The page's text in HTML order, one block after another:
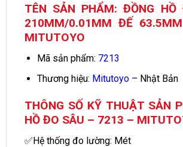
TÊN SẢN PHẨM: ĐỒNG
210MM/0.01MM ĐẾ
MITUTOYO
Mã sản phẩm: 7213
Thương hiệu: Mitutoyo– Nhật Bản
THÔNG SỐ KỸ THUẬT SẢN
HỒ ĐO SÂU – 7213 –
✅Hệ thống đo lường: Mét